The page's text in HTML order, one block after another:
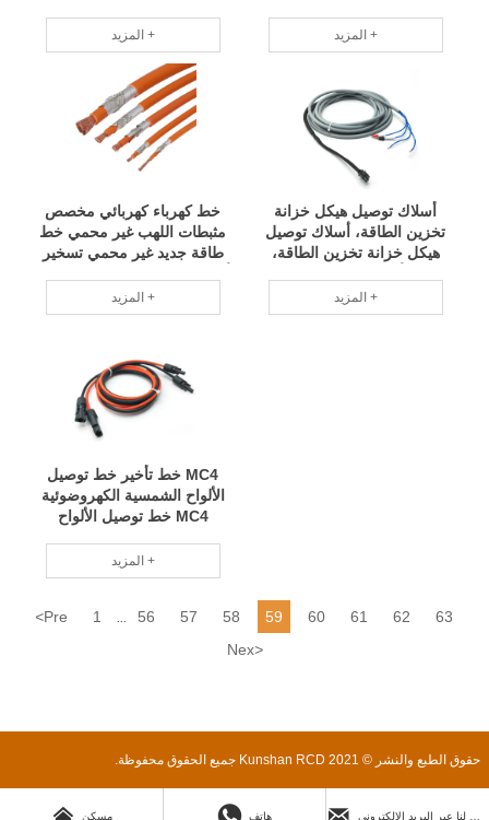
للفيديو، كابل الفيديو، تخصيص
دفعات صغيرة للحزام، فريق
متخصص التيار المتبقي
المزيد +
المتكامل، وكابل الفيديو،
وتخصيص مجموعة صغيرة من
RCD
المزيد +
خط كهرباء كهربائي مخصص
مثبطات اللهب غير محمي خط
طاقة جديد غير محمي تسخير
الداخلية تسخير أسلاك خط
الطاقة قابل للتطبيق على نطاق
المزيد +
أسلاك توصيل هيكل خزانة
تخزين الطاقة، أسلاك توصيل
هيكل خزانة تخزين الطاقة،
في قابس الطيران بالجملة،
تسخير الأسلاك المصنعة
المزيد +
MC4 خط تأخير خط توصيل
الألواح الشمسية الكهروضوئية
MC4 خط توصيل الألواح
الشمسية خط توصيل تخزين
الطاقة في الهواء الطلق شحن
الكهروضوئية خط توصيل
المزيد +
<Pre 1 56 57 58 59 60 61 62
63
Nex>
حقوق الطبع والنشر © 2021 Kunshan RCD جميع الحقوق محفوظة.
مسكن هاتف